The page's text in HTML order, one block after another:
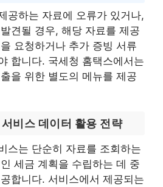
공하는 자료에 오류가 있거나,
견될 경우, 해당 자료를 제공
요청하거나 추가 증빙 서류
합니다. 국세청 홈택스에서는
을 위한 별도의 메뉴를 제공
비스 데이터 활용 전략
스는 단순히 자료를 조회하는
세금 계획을 수립하는 데 중
합니다. 서비스에서 제공되는